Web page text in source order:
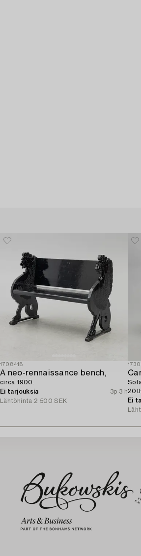
1708418
A neo-rennaissance bench,
circa 1900.
Ei tarjouksia
3p 3 h
Lähtöhinta 2 500 SEK
Ei